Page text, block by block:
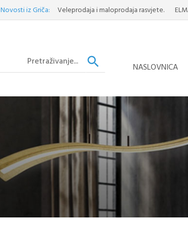
iz Griča:Veleprodaja i maloprodaja rasvjete. ELMAU
NASLOVNICA